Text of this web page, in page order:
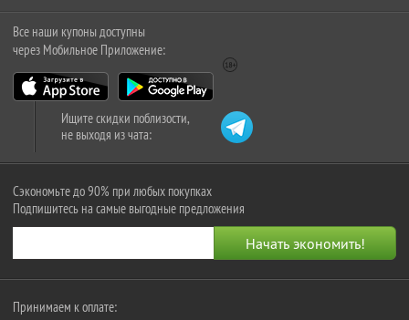
Все наши купоны доступны
через Мобильное Приложение:
Ищите скидки поблизости,
не выходя из чата:
Сэкономьте до 90% при любых покупках
Подпишитесь на самые выгодные предложения
Принимаем к оплате: